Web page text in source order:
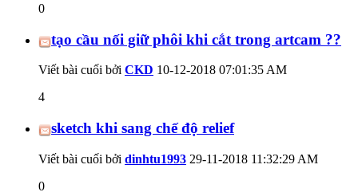
0
tạo cầu nối giữ phôi khi cắt trong artcam ??
Viết bài cuối bởi CKD 10-12-2018 07:01:35 AM
4
sketch khi sang chế độ relief
Viết bài cuối bởi dinhtu1993 29-11-2018 11:32:29 AM
0